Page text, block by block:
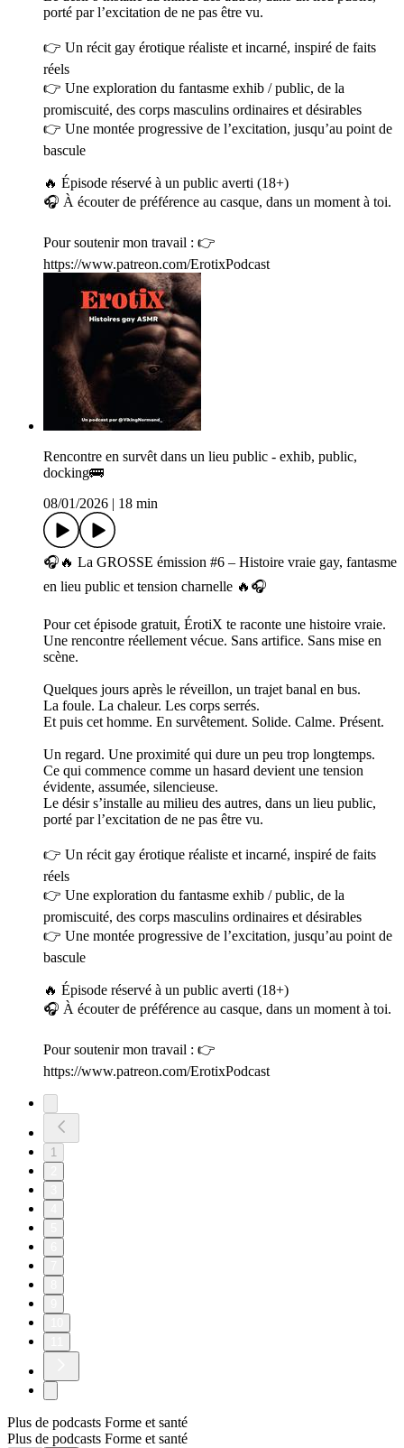
porté par l’excitation de ne pas être vu.
👉 Un récit gay érotique réaliste et incarné, inspiré de faits
réels
👉 Une exploration du fantasme exhib / public, de la
promiscuité, des corps masculins ordinaires et désirables
👉 Une montée progressive de l’excitation, jusqu’au point de
bascule
🔥 Épisode réservé à un public averti (18+)
🎧 À écouter de préférence au casque, dans un moment à toi.
Pour soutenir mon travail : 👉
https://www.patreon.com/ErotixPodcast
Rencontre en survêt dans un lieu public - exhib, public,
docking🚌
08/01/2026
18 min
🎧🔥 La GROSSE émission #6 – Histoire vraie gay, fantasme
en lieu public et tension charnelle 🔥🎧
Pour cet épisode gratuit, ÉrotiX te raconte une histoire vraie.
Une rencontre réellement vécue. Sans artifice. Sans mise en
scène.
Quelques jours après le réveillon, un trajet banal en bus.
La foule. La chaleur. Les corps serrés.
Et puis cet homme. En survêtement. Solide. Calme. Présent.
Un regard. Une proximité qui dure un peu trop longtemps.
Ce qui commence comme un hasard devient une tension
évidente, assumée, silencieuse.
Le désir s’installe au milieu des autres, dans un lieu public,
porté par l’excitation de ne pas être vu.
👉 Un récit gay érotique réaliste et incarné, inspiré de faits
réels
👉 Une exploration du fantasme exhib / public, de la
promiscuité, des corps masculins ordinaires et désirables
👉 Une montée progressive de l’excitation, jusqu’au point de
bascule
🔥 Épisode réservé à un public averti (18+)
🎧 À écouter de préférence au casque, dans un moment à toi.
Pour soutenir mon travail : 👉
https://www.patreon.com/ErotixPodcast
1
Plus de podcasts Forme et santé
Plus de podcasts Forme et santé